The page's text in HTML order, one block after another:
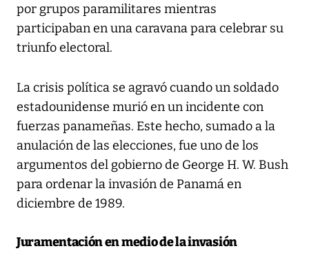
por grupos paramilitares mientras
participaban en una caravana para celebrar su
triunfo electoral.
La crisis política se agravó cuando un soldado
estadounidense murió en un incidente con
fuerzas panameñas. Este hecho, sumado a la
anulación de las elecciones, fue uno de los
argumentos del gobierno de George H. W. Bush
para ordenar la invasión de Panamá en
diciembre de 1989.
Juramentación en medio de la invasión